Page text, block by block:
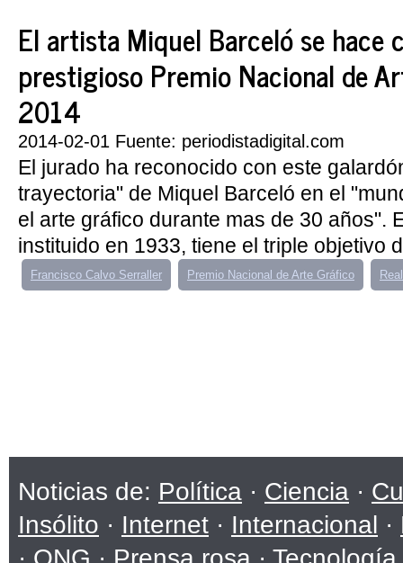
El artista Miquel Barceló se hace
prestigioso Premio Nacional de
2014
2014-02-01 Fuente: periodistadigital.com
El jurado ha reconocido con este
trayectoria" de Miquel Barceló en el
el arte gráfico durante mas de 30 años".
instituido en 1933, tiene el triple objetivo
Francisco Calvo Serraller Premio Nacional de Arte Gráfico
Noticias de: Política · Ciencia ·
Insólito · Internet · Internacional ·